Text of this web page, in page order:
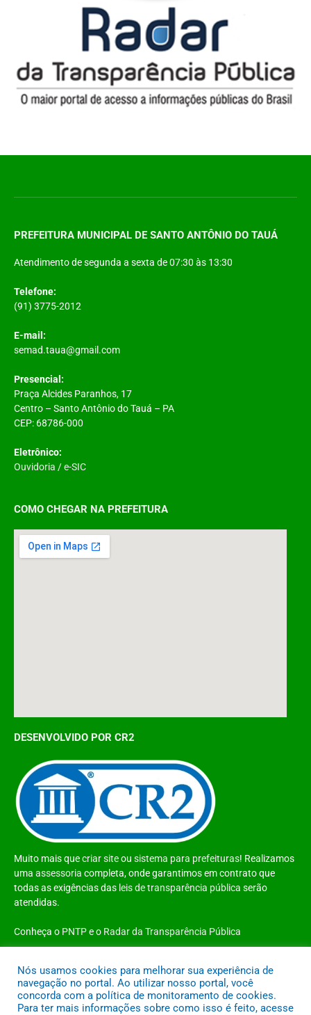
PREFEITURA MUNICIPAL DE SANTO ANTÔNIO DO TAUÁ
Atendimento de segunda a sexta de 07:30 às 13:30
Telefone:
(91) 3775-2012
E-mail:
semad.taua@gmail.com
Presencial:
Praça Alcides Paranhos, 17
Centro – Santo Antônio do Tauá – PA
CEP: 68786-000
Eletrônico:
Ouvidoria /e-SIC
COMO CHEGAR NA PREFEITURA
DESENVOLVIDO POR CR2
Muito mais quecriar siteou sistema para prefeituras! Realizamos
uma assessoria completa, onde garantimos em contrato que
todas as exigências das leis de transparência pública serão
atendidas.
Conheça o PNTPe o Radar da Transparência Pública
Todos os direitos reservados a Prefeitura Municipal de Santo Antônio do
Tauá
Nós usamos cookies para melhorar sua experiência de
navegação no portal. Ao utilizar nosso portal, você
concorda com a política de monitoramento de cookies.
Para ter mais informações sobre como isso é feito, acesse